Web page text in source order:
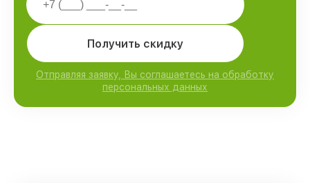
Получить скидку
Отправляя заявку, Вы соглашаетесь на обработку
персональных данных